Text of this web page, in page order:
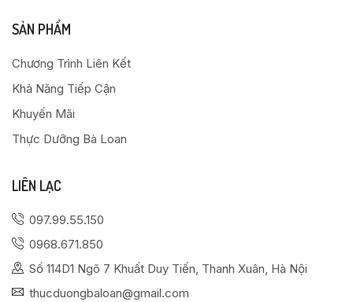
SẢN PHẨM
Chương Trình Liên Kết
Khả Năng Tiếp Cận
Khuyến Mãi
Thực Dưỡng Bà Loan
LIÊN LẠC
097.99.55.150
0968.671.850
Số 114D1 Ngõ 7 Khuất Duy Tiến, Thanh Xuân, Hà Nội
thucduongbaloan@gmail.com